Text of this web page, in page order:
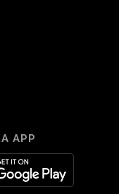
APP